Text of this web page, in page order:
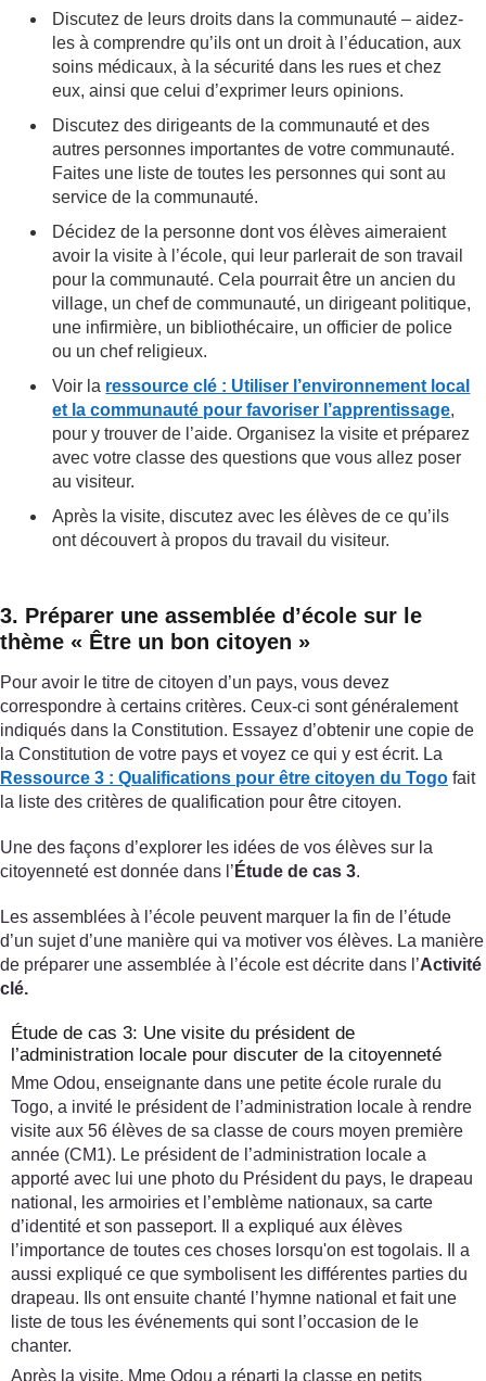
Discutez de leurs droits dans la communauté – aidez-
les à comprendre qu’ils ont un droit à l’éducation, aux
soins médicaux, à la sécurité dans les rues et chez
eux, ainsi que celui d’exprimer leurs opinions.
Discutez des dirigeants de la communauté et des
autres personnes importantes de votre communauté.
Faites une liste de toutes les personnes qui sont au
service de la communauté.
Décidez de la personne dont vos élèves aimeraient
avoir la visite à l’école, qui leur parlerait de son travail
pour la communauté. Cela pourrait être un ancien du
village, un chef de communauté, un dirigeant politique,
une infirmière, un bibliothécaire, un officier de police
ou un chef religieux.
Voir la ressource clé : Utiliser l’environnement local
et la communauté pour favoriser l’apprentissage,
pour y trouver de l’aide. Organisez la visite et préparez
avec votre classe des questions que vous allez poser
au visiteur.
Après la visite, discutez avec les élèves de ce qu’ils
ont découvert à propos du travail du visiteur.
3. Préparer une assemblée d’école sur le
thème « Être un bon citoyen »
Pour avoir le titre de citoyen d’un pays, vous devez
correspondre à certains critères. Ceux-ci sont généralement
indiqués dans la Constitution. Essayez d’obtenir une copie de
la Constitution de votre pays et voyez ce qui y est écrit. La
Ressource 3 : Qualifications pour être citoyen du Togo fait
la liste des critères de qualification pour être citoyen.
Une des façons d’explorer les idées de vos élèves sur la
citoyenneté est donnée dans l’ Étude de cas 3.
Les assemblées à l’école peuvent marquer la fin de l’étude
d’un sujet d’une manière qui va motiver vos élèves. La manière
de préparer une assemblée à l’école est décrite dans l’Activité
clé.
Étude de cas 3: Une visite du président de
l’administration locale pour discuter de la citoyenneté
Mme Odou, enseignante dans une petite école rurale du
Togo, a invité le président de l’administration locale à rendre
visite aux 56 élèves de sa classe de cours moyen première
année (CM1). Le président de l’administration locale a
apporté avec lui une photo du Président du pays, le drapeau
national, les armoiries et l’emblème nationaux, sa carte
d’identité et son passeport. Il a expliqué aux élèves
l’importance de toutes ces choses lorsqu'on est togolais. Il a
aussi expliqué ce que symbolisent les différentes parties du
drapeau. Ils ont ensuite chanté l’hymne national et fait une
liste de tous les événements qui sont l’occasion de le
chanter.
Après la visite, Mme Odou a réparti la classe en petits